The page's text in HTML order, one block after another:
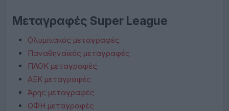
Μεταγραφές Super League
Ολυμπιακός μεταγραφές
Παναθηναϊκός μεταγραφές
ΠΑΟΚ μεταγραφές
ΑΕΚ μεταγραφές
Άρης μεταγραφές
ΟΦΗ μεταγραφές